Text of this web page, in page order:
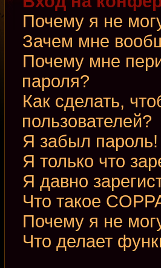
Почему я не
Зачем мне
Почему мне
пароля?
Как сделать,
пользователей?
Я забыл пароль!
Я только что
Я давно
Что такое
Почему я не
Что делает